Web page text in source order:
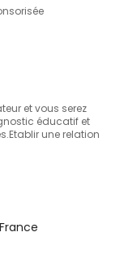
et vous serez
éducatif et
une relation